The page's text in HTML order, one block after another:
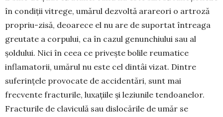
în condiții vitrege, umărul dezvoltă arareori o artroză
propriu-zisă, deoarece el nu are de suportat întreaga
greutate a corpului, ca în ca­zul genunchiului sau al
șoldului. Nici în ceea ce privește bolile reumatice
inflamatorii, umărul nu este cel dintâi vizat. Dintre
suferințele provo­cate de accidentări, sunt mai
frecvente fracturile, luxa­țiile și leziunile tendoanelor.
Fracturile de cla­viculă sau dislocările de umăr se